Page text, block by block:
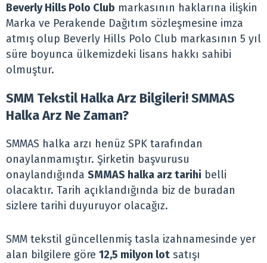
Beverly Hills Polo Club markasının haklarına ilişkin
Marka ve Perakende Dağıtım sözleşmesine imza
atmış olup Beverly Hills Polo Club markasının 5 yıl
süre boyunca ülkemizdeki lisans hakkı sahibi
olmuştur.
SMM Tekstil Halka Arz Bilgileri! SMMAS
Halka Arz Ne Zaman?
SMMAS halka arzı henüz SPK tarafından
onaylanmamıştır. Şirketin başvurusu
onaylandığında SMMAS halka arz tarihi belli
olacaktır. Tarih açıklandığında biz de buradan
sizlere tarihi duyuruyor olacağız.
SMM tekstil güncellenmiş tasla izahnamesinde yer
alan bilgilere göre 12,5 milyon lot satışı